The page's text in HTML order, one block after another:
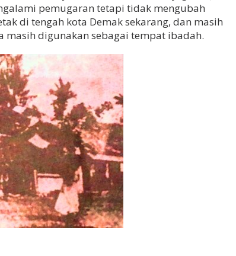
pemugaran tetapi tidak mengubah
di tengah kota Demak sekarang, dan masih
masih digunakan sebagai tempat ibadah.